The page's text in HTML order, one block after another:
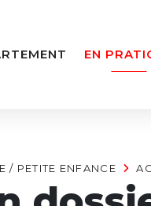
EN
/ PETITE ENFANCE